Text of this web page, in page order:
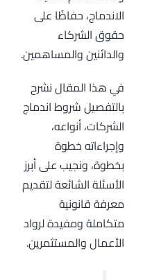
الاندماج، حفاظًا على
حقوق الشركاء
والدائنين والمساهمين.
في هذا المقال نشرح
بالتفصيل شروط اندماج
الشركات، أنواعه،
وإجراءاته خطوة
بخطوة، ونجيب على أبرز
الأسئلة الشائعة لتقديم
معرفة قانونية
متكاملة ومفيدة لرواد
الأعمال والمستثمرين.